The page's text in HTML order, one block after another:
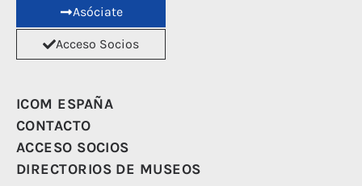
Asóciate
Acceso Socios
ICOM ESPAÑA
CONTACTO
ACCESO SOCIOS
DIRECTORIOS DE MUSEOS